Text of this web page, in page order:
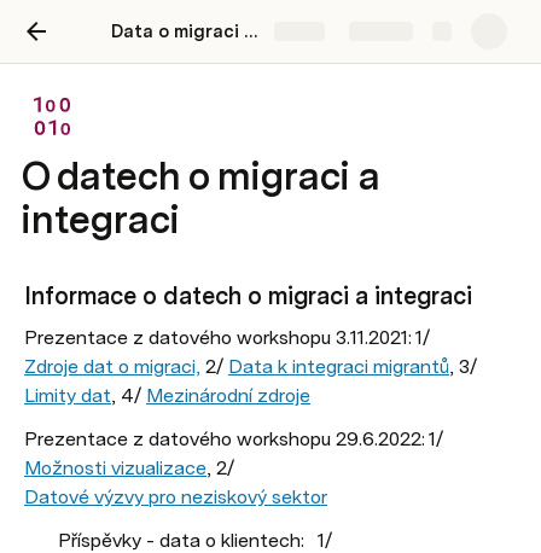
Data o migraci a integraci
O datech o migraci a
integraci
Informace o datech o migraci a integraci
Prezentace z datového workshopu 3.11.2021: 1/
Zdroje dat o migraci, 2/ Data k integraci migrantů, 3/
Limity dat, 4/ Mezinárodní zdroje
Prezentace z datového workshopu 29.6.2022: 1/
Možnosti vizualizace, 2/
Datové výzvy pro neziskový sektor
Příspěvky - data o klientech:   1/